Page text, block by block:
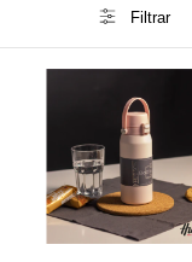
Filtrar